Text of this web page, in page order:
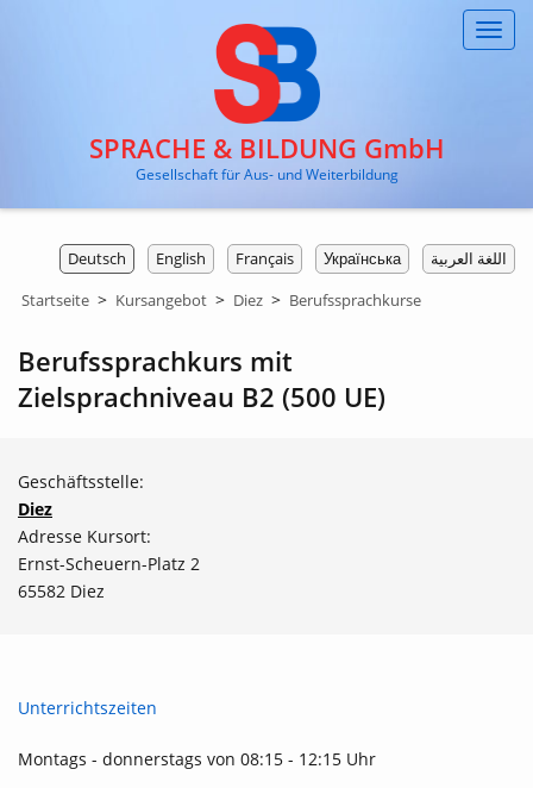
SPRACHE & BILDUNG GmbH
Gesellschaft für Aus- und Weiterbildung
اللغة العربية Українська
Français
English
Deutsch
Startseite > Kursangebot > Diez > Berufssprachkurse
Berufssprachkurs mit
Zielsprachniveau B2 (500 UE)
Geschäftsstelle:
Diez
Adresse Kursort:
Ernst-Scheuern-Platz 2
65582 Diez
Unterrichtszeiten
Montags - donnerstags von 08:15 - 12:15 Uhr